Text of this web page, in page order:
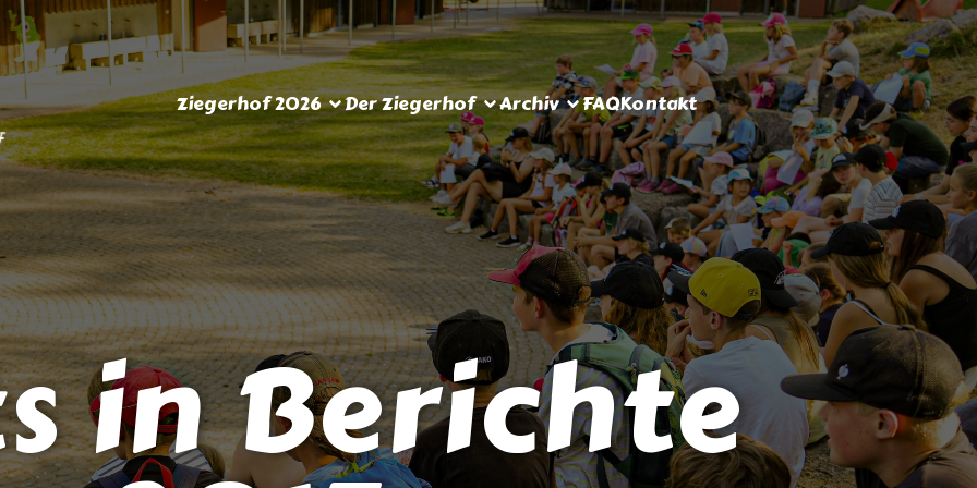
Ziegerhof 2026 Der Ziegerhof Archiv FAQKontakt
in Berichte